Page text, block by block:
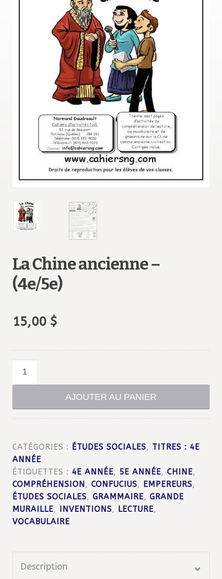
Reproduction
Questions?
La Chine ancienne –
(4e/5e)
15,00 $
quantité
Chine
(4e/5e)
AJOUTER AU PANIER
CATÉGORIES : ÉTUDES SOCIALES, TITRES : 4E
ANNÉE
ÉTIQUETTES : 4E ANNÉE, 5E ANNÉE, CHINE,
COMPRÉHENSION , CONFUCIUS, EMPEREURS,
ÉTUDES SOCIALES, GRAMMAIRE, GRANDE
MURAILLE, INVENTIONS, LECTURE,
VOCABULAIRE
Description